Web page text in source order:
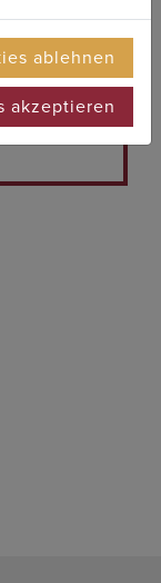
am
ablehnen
akzeptieren